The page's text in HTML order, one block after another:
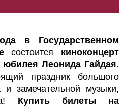
в Государственном
состоится киноконцерт
юбилея Леонида Гайдая.
праздник большого
замечательной музыки,
Купить билеты на